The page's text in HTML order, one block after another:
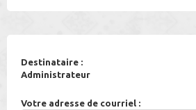
Destinataire :
Administrateur
Votre adresse de courriel :